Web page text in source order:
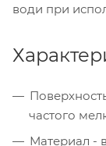
води при
частого
Материал -